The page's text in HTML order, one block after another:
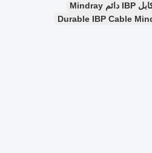
Durable IBP Cable